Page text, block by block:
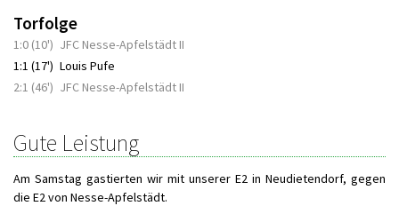
Torfolge
1:0 (10') JFC Nesse-Apfelstädt II
1:1 (17') Louis Pufe
2:1 (46') JFC Nesse-Apfelstädt II
Gute Leistung
Am Samstag gastierten wir mit unserer E2 in Neudietendorf, gegen
die E2 von Nesse-Apfelstädt.